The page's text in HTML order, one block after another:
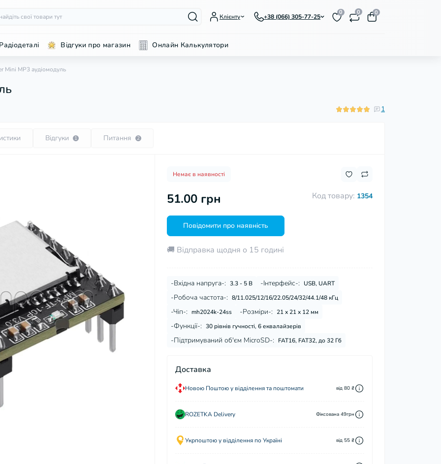
Клієнту +38 (066) 305-77-25
0 0 0
Відгуки про магазин Онлайн Калькулятори
Mini MP3 аудіомодуль
1
Відгуки 1 Питання 2
Немає в наявності
Код товару: 1354
51.00 грн
Повідомити про наявність
🚚 Відправка щодня о 15 годині
-Вхідна напруга-: 3.3 - 5 В -Інтерфейс-: USB, UART
-Робоча частота-: 8/11.025/12/16/22.05/24/32/44.1/48 кГц
-Чіп-: mh2024k-24ss -Розміри-: 21 х 21 х 12 мм
-Функції-: 30 рівнів гучності, 6 еквалайзерів
-Підтримуваний об'єм MicroSD-: FAT16, FAT32, до 32 Гб
Доставка
Новою Поштою у відділення та поштомати від 80 ₴
ROZETKA Delivery Фіксована 49грн
Укрпоштою у відділення по Україні від 55 ₴